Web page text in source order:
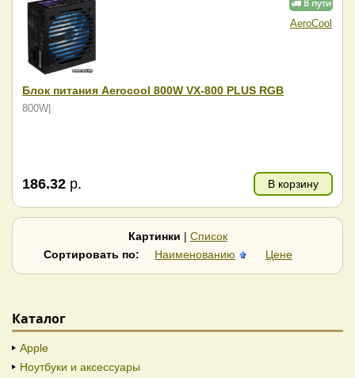
AeroCool
Блок питания Aerocool 800W VX-800 PLUS RGB
800W|
186.32 р. В корзину
Картинки | Список
Сортировать по:
Наименованию Цене
Каталог
Apple
Ноутбуки и аксессуары